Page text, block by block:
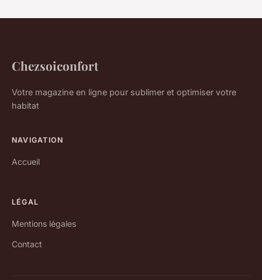
Chezsoiconfort
Votre magazine en ligne pour sublimer et optimiser votre
habitat
NAVIGATION
Accueil
LÉGAL
Mentions légales
Contact